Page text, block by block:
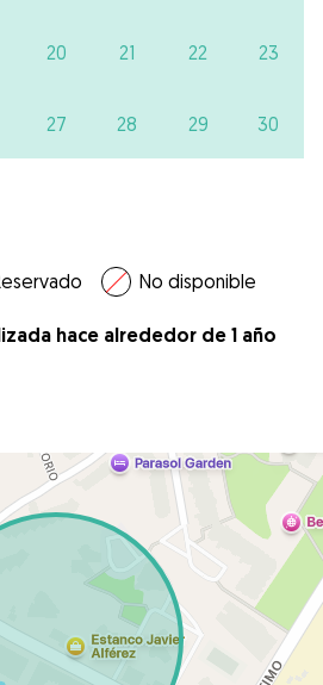
20 21 22 23
27 28 29 30
No disponible
hace alrededor de 1 año